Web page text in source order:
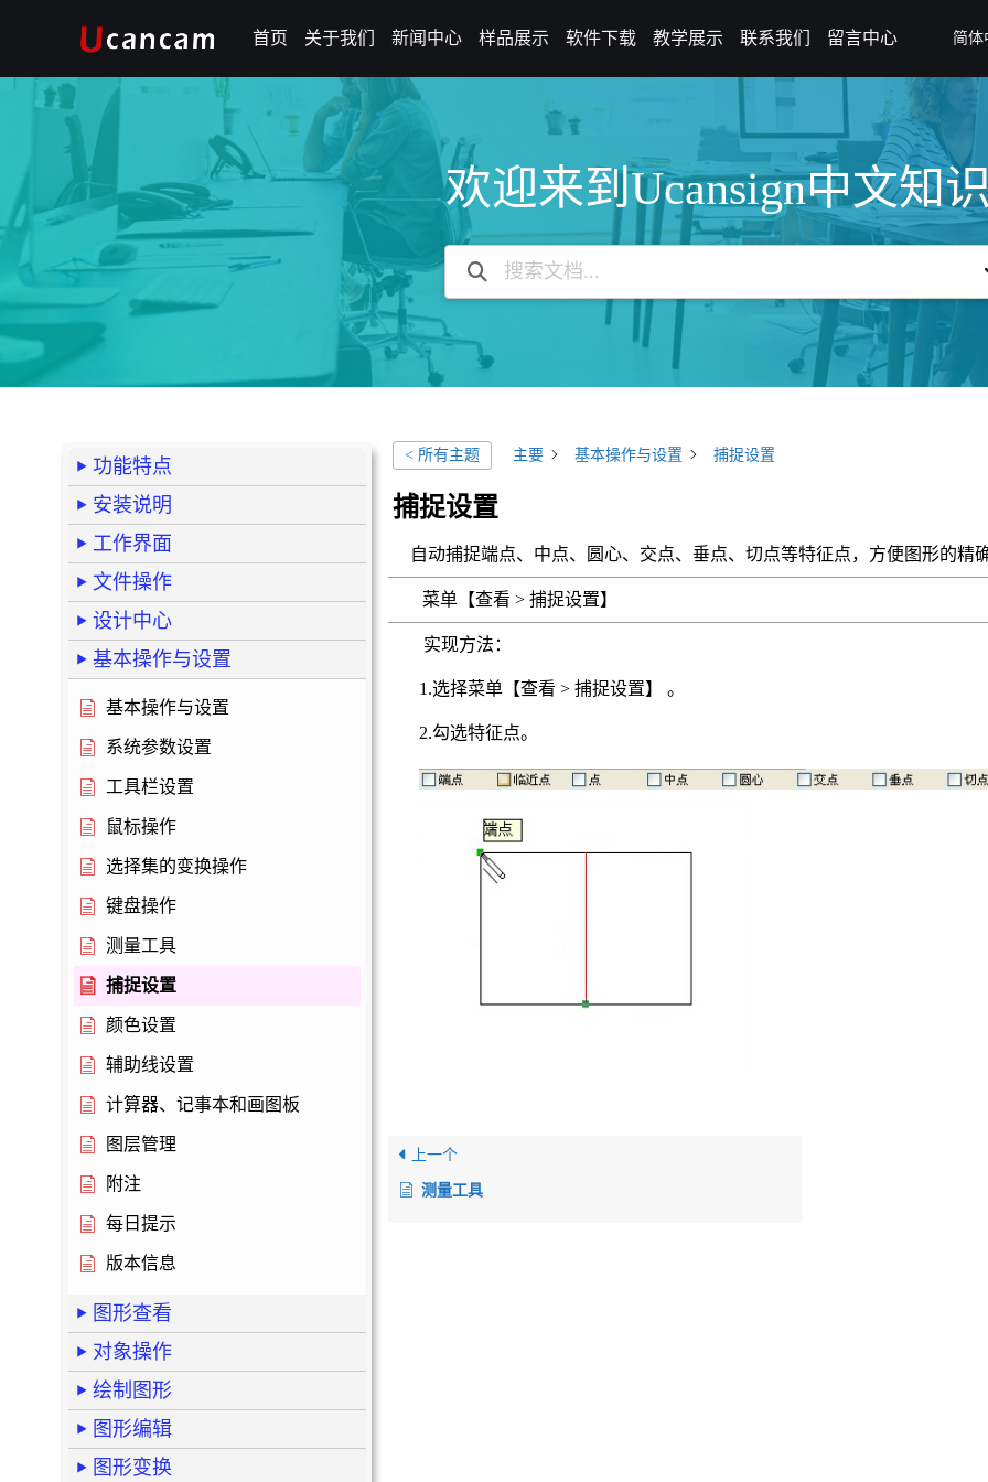
首页 关于我们 新闻中心 样品展示 软件下载 教学展示 联系我们 留言中心 简体
欢迎来到Ucansign中文知
功能特点
安装说明
工作界面
文件操作
设计中心
基本操作与设置
基本操作与设置
系统参数设置
工具栏设置
鼠标操作
选择集的变换操作
键盘操作
测量工具
捕捉设置
颜色设置
辅助线设置
计算器、记事本和画图板
图层管理
附注
每日提示
版本信息
图形查看
对象操作
绘制图形
图形编辑
图形变换
< 所有主题 主要 基本操作与设置 捕捉设置
捕捉设置
自动捕捉端点、中点、圆心、交点、垂点、切点等特征点，方便图形的精
菜单【查看 > 捕捉设置】
实现方法：
1.选择菜单【查看 > 捕捉设置】 。
2.勾选特征点。
上一个
测量工具